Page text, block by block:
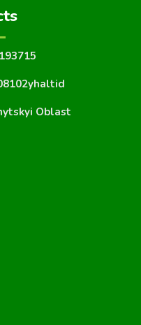
Oblast